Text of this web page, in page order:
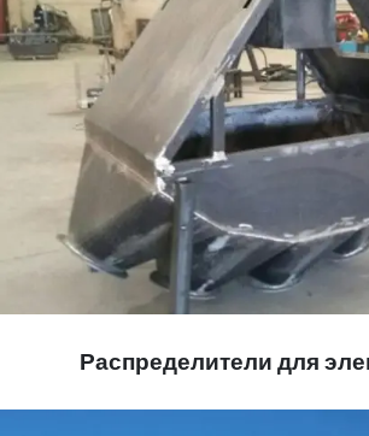
Распределители для